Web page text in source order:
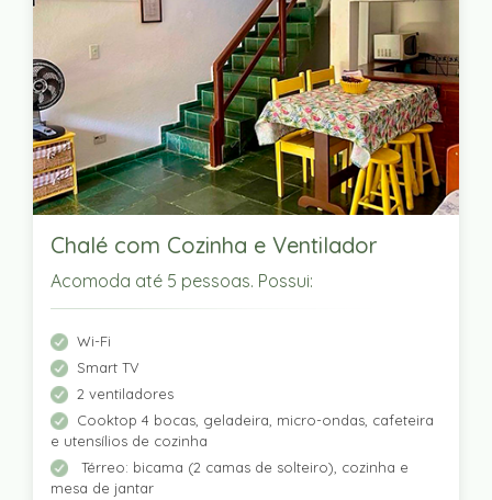
Chalé com Cozinha e Ventilador
Acomoda até 5 pessoas. Possui:
Wi-Fi
Smart TV
2 ventiladores
Cooktop 4 bocas, geladeira, micro-ondas, cafeteira
e utensílios de cozinha
Térreo: bicama (2 camas de solteiro), cozinha e
mesa de jantar